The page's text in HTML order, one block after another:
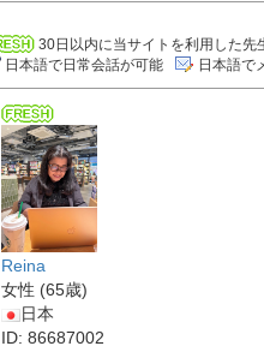
30日以内に当サイトを利用した先
日本語で日常会話が可能
日本語で
Reina
女性 (65歳)
日本
ID: 86687002